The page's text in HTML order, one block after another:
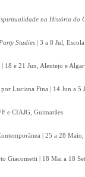
na História do
Party Studies | 3 a 8 Jul,
18 e 21 Jun, Alentejo e
, por Luciana Fina | 14 Jun a 5
e CIAJG, Guimarães
| 25 a 28
Giacometti | 18 Mai a 18